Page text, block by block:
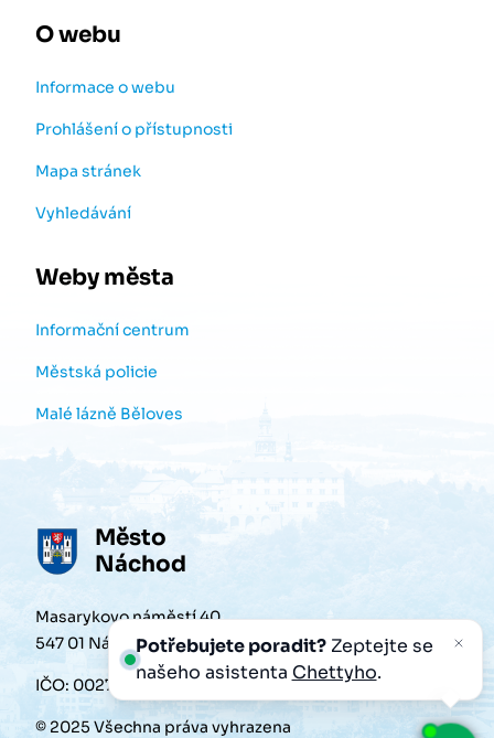
O webu
Informace o webu
Prohlášení o přístupnosti
Mapa stránek
Vyhledávání
Weby města
Informační centrum
Městská policie
Malé lázně Běloves
Město
Náchod
Masarykovo náměstí 40
547 01 Náchod
IČO: 00272868
© 2025 Všechna práva vyhrazena
Potřebujete poradit?Zeptejte se
našeho asistenta Chettyho.